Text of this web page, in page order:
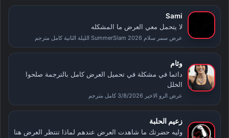
Sami
لا يتحمل معي العرض ما المشكله
عرض سمر سلام SummerSlam 2026 الليلة الثانية كامل مترجم
وئام
دائما في مشكلة في تحميل العرض كامل بالترجمة صلحوا
الخلل
عرض الرو الاخير 3/8/2026 كامل مترجم
زعيم الحلبة
وليه حضرتك ما شاهدت العرض عندهم لماذا تنتظر العرض هنا